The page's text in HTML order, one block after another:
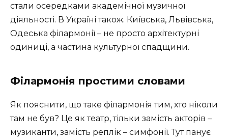
стали осередками академічної музичної
діяльності. В Україні також. Київська, Львівська,
Одеська філармонії – не просто архітектурні
одиниці, а частина культурної спадщини.
Філармонія простими словами
Як пояснити, що таке філармонія тим, хто ніколи
там не був? Це як театр, тільки замість акторів –
музиканти, замість реплік – симфонії. Тут панує